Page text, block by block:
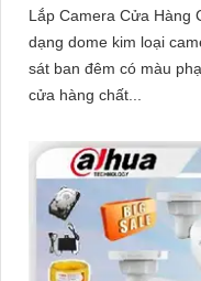
Lắp Camera Cửa Hàng
dạng dome kim loại
sát ban đêm có màu
cửa hàng chất...